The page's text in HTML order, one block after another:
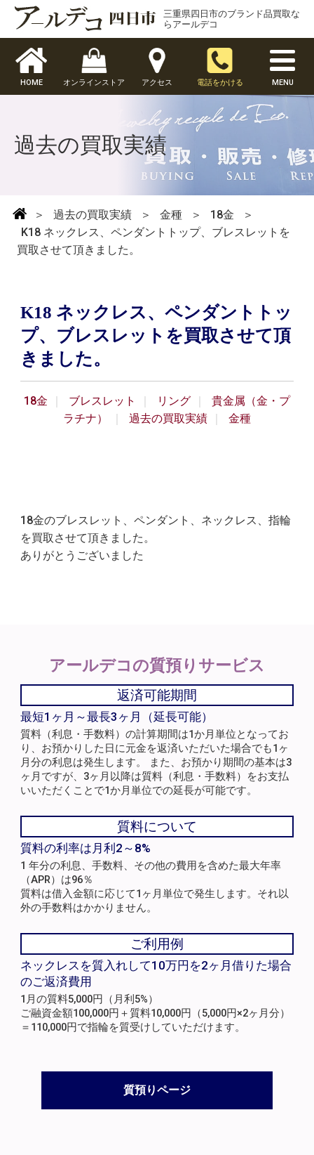
三重県四日市のブランド品買取な
らアールデコ
HOME オンラインストア アクセス 電話をかける MENU
過去の買取実績
＞ 過去の買取実績 ＞ 金種 ＞ 18金
＞
K18 ネックレス、ペンダントトップ、ブレスレットを
買取させて頂きました。
K18 ネックレス、ペンダントトッ
プ、ブレスレットを買取させて頂
きました。
18金 ブレスレット リング
貴金属（金・プ
ラチナ）
過去の買取実績 金種
18金のブレスレット、ペンダント、ネックレス、指輪
を買取させて頂きました。
ありがとうございました
アールデコの質預りサービス
返済可能期間
最短1ヶ月～最長3ヶ月（延長可能）
質料（利息・手数料）の計算期間は1か月単位となってお
り、お預かりした日に元金を返済いただいた場合でも1ヶ
月分の利息は発生します。 また、お預かり期間の基本は3
ヶ月ですが、3ヶ月以降は質料（利息・手数料）をお支払
いいただくことで1か月単位での延長が可能です。
質料について
質料の利率は月利2～8%
1 年分の利息、手数料、その他の費用を含めた最大年率
（APR）は96％
質料は借入金額に応じて1ヶ月単位で発生します。それ以
外の手数料はかかりません。
ご利用例
ネックレスを質入れして10万円を2ヶ月借りた場合
のご返済費用
1月の質料5,000円（月利5%）
ご融資金額100,000円＋質料10,000円（5,000円×2ヶ月分）
＝110,000円で指輪を質受けしていただけます。
質預りページ